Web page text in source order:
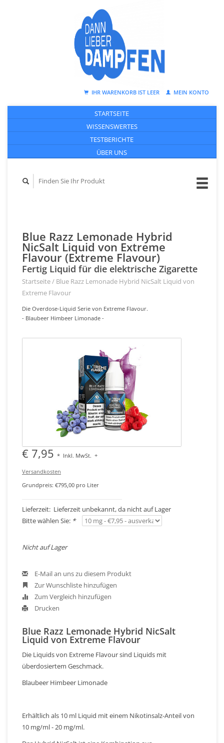
IHR WARENKORB IST LEER MEIN KONTO
STARTSEITE
WISSENSWERTES
TESTBERICHTE
ÜBER UNS
Blue Razz Lemonade Hybrid
NicSalt Liquid von Extreme
Flavour (Extreme Flavour)
Fertig Liquid für die elektrische Zigarette
Startseite/ Blue Razz Lemonade Hybrid NicSalt Liquid von
Extreme Flavour
Die Overdose-Liquid Serie von Extreme Flavour.
- Blaubeer Himbeer Limonade -
€ 7,95 * Inkl. MwSt. +
Versandkosten
Grundpreis: €795,00 pro Liter
Lieferzeit: Lieferzeit unbekannt, da nicht auf Lager
Bitte wählen Sie: *
Nicht auf Lager
E-Mail an uns zu diesem Produkt
Zur Wunschliste hinzufügen
Zum Vergleich hinzufügen
Drucken
Blue Razz Lemonade Hybrid NicSalt
Liquid von Extreme Flavour
Die Liquids von Extreme Flavour sind Liquids mit
überdosiertem Geschmack.
Blaubeer Himbeer Limonade
Erhältlich als 10 ml Liquid mit einem Nikotinsalz-Anteil von
10 mg/ml - 20 mg/ml.